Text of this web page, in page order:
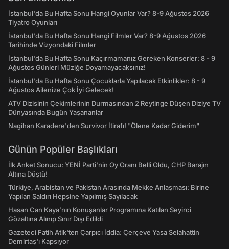
İstanbul'da Bu Hafta Sonu Hangi Oyunlar Var? 8-9 Ağustos 2026
Tiyatro Oyunları
İstanbul'da Bu Hafta Sonu Hangi Filmler Var? 8-9 Ağustos 2026
Tarihinde Vizyondaki Filmler
İstanbul'da Bu Hafta Sonu Kaçırmamanız Gereken Konserler: 8 - 9
Ağustos Günleri Müziğe Doyamayacaksınız!
İstanbul'da Bu Hafta Sonu Çocuklarla Yapılacak Etkinlikler: 8 - 9
Ağustos Ailenize Çok İyi Gelecek!
ATV Dizisinin Çekimlerinin Durmasından 2 Reytinge Düşen Diziye TV
Dünyasında Bugün Yaşananlar
Nagihan Karadere'den Survivor İtirafı! "Ölene Kadar Giderim"
Günün Popüler Başlıkları
İlk Anket Sonucu: YENİ Parti'nin Oy Oranı Belli Oldu, CHP Barajın
Altına Düştü!
Türkiye, Arabistan ve Pakistan Arasında Mekke Anlaşması: Birine
Yapılan Saldırı Hepsine Yapılmış Sayılacak
Hasan Can Kaya’nın Konuşanlar Programına Katılan Seyirci
Gözaltına Alınıp Sınır Dışı Edildi
Gazeteci Fatih Atik'ten Çarpıcı İddia: Çerçeve Yasa Selahattin
Demirtaş'ı Kapsıyor